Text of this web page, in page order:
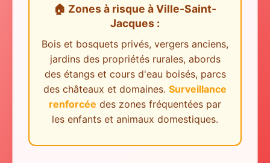
🏠 Zones à risque àVille-Saint-
Jacques :
Bois et bosquets privés, vergers anciens,
jardins des propriétés rurales, abords
des étangs et cours d'eau boisés, parcs
des châteaux et domaines. Surveillance
renforcée des zones fréquentées par
les enfants et animaux domestiques.